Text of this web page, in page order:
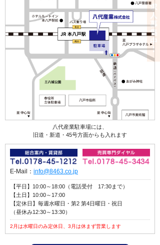
八代産業駐車場には、
旧道・新道・45号方面からも入れます
E-Mail： info@8463.co.jp
【平日】10:00～18:00（電話受付 17:30まで）
【土日】10:00～17:00
【定休日】毎週水曜日・第2 第4日曜日・祝日
（昼休み12:30～13:30）
2月は水曜日のみ定休日、3月は休まず営業します